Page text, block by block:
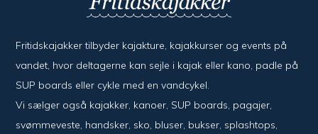
Fritidskajakker tilbyder kajak­ture, kajak­kurser og events på
vandet, hvor del­ta­ger­ne kan sejle i kajak eller kano, padle på
SUP boards eller cykle med en vand­cykel.
Vi sælger også kajak­ker, kanoer, SUP boards, pagajer,
svømme­veste, hand­sker, sko, bluser, bukser, splash­tops,